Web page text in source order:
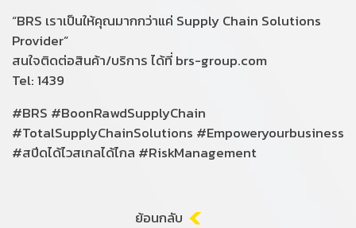
“BRS เราเป็นให้คุณมากกว่าแค่ Supply Chain Solutions
Provider”
สนใจติดต่อสินค้า/บริการ ได้ที่ brs-group.com
Tel: 1439
#BRS #BoonRawdSupplyChain
#TotalSupplyChainSolutions #Empoweryourbusiness
#สปีดได้ไวสเกลได้ไกล #RiskManagement
ย้อนกลับ